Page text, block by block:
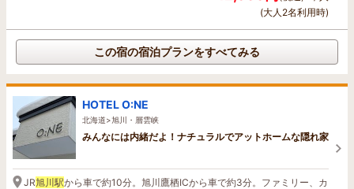
(大人2名利用時)
この宿の宿泊プランをすべてみる
HOTEL O:NE
北海道>旭川・層雲峡
みんなには内緒だよ！ナチュラルでアットホームな隠れ家
JR旭川駅から車で約10分。旭川鷹栖ICから車で約3分。ファミリー、カ